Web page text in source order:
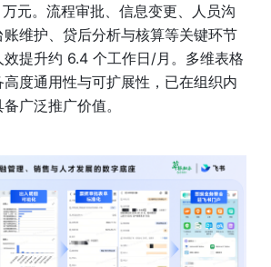
元。流程审批、信息变更、人员沟
维护、贷后分析与核算等关键环节
提升约 6.4 个工作日/月。多维表格
度通用性与可扩展性，已在组织内
广泛推广价值。